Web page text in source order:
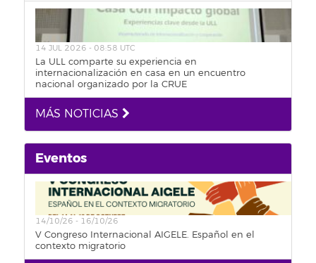
14 JUL 2026 - 08:58 UTC
La ULL comparte su experiencia en
internacionalización en casa en un encuentro
nacional organizado por la CRUE
MÁS NOTICIAS
Eventos
14/10/26 - 16/10/26
V Congreso Internacional AIGELE. Español en el
contexto migratorio